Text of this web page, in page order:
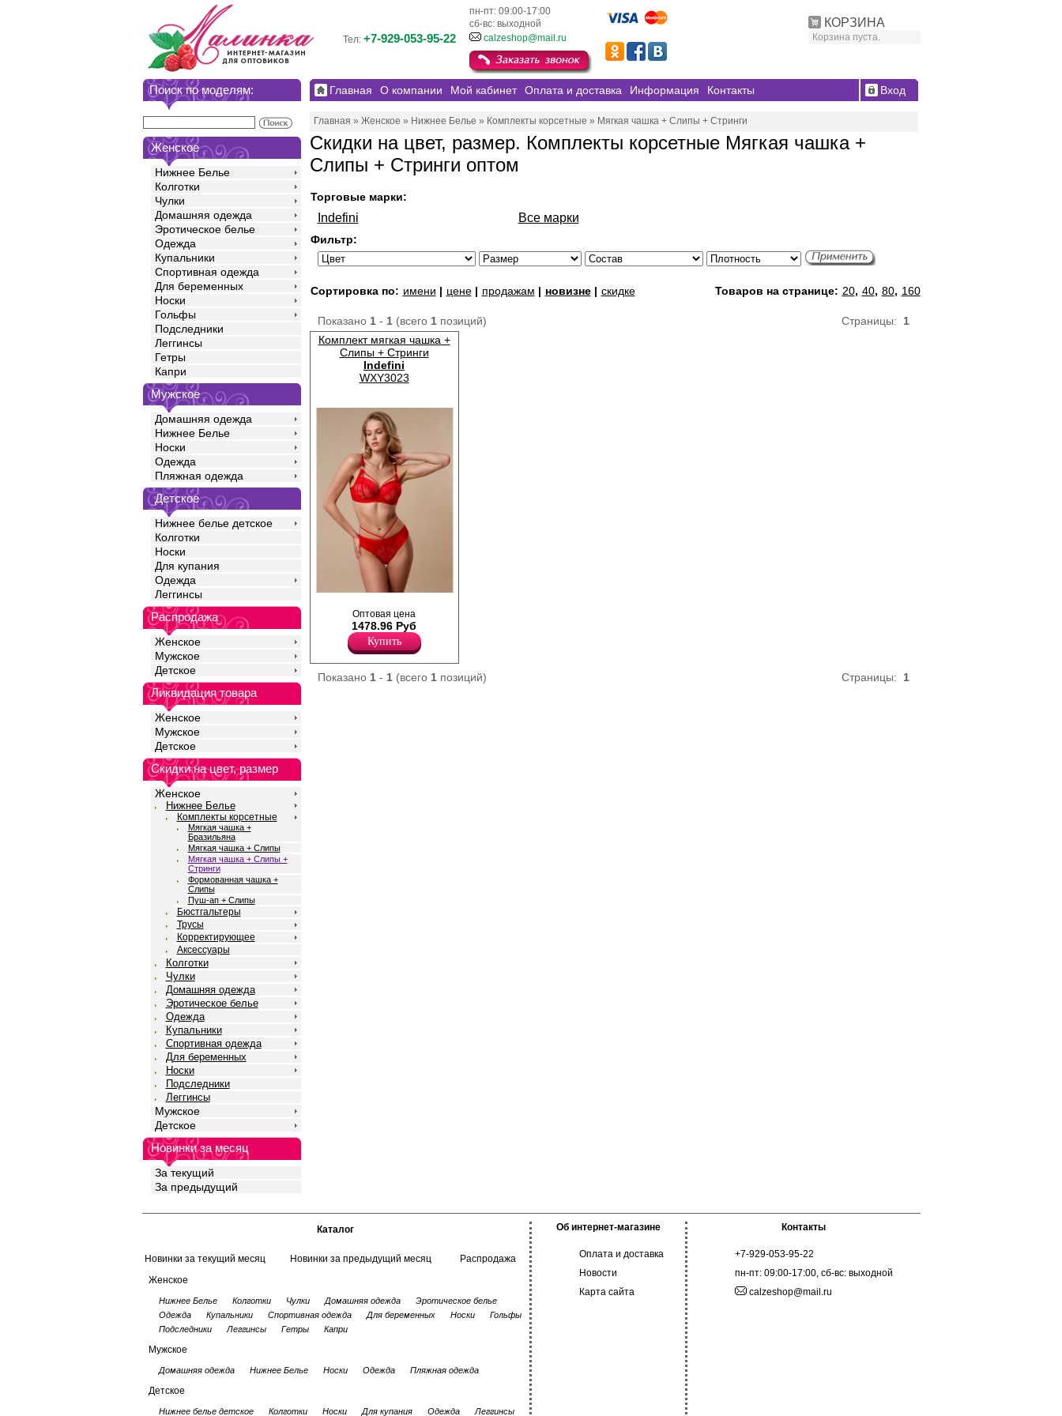
КОРЗИНА
Корзина пуста.
пн-пт: 09:00-17:00
сб-вс: выходной
Тел: +7-929-053-95-22 calzeshop@mail.ru
Поиск по моделям:
Женское
Нижнее Белье
Колготки
Чулки
Домашняя одежда
Эротическое белье
Одежда
Купальники
Спортивная одежда
Для беременных
Носки
Гольфы
Подследники
Леггинсы
Гетры
Капри
Мужское
Домашняя одежда
Нижнее Белье
Носки
Одежда
Пляжная одежда
Детское
Нижнее белье детское
Колготки
Носки
Для купания
Одежда
Леггинсы
Распродажа
Женское
Мужское
Детское
Ликвидация товара
Женское
Мужское
Детское
Скидки на цвет, размер
Женское
Нижнее Белье
Комплекты корсетные
Мягкая чашка +
Бразильяна
Мягкая чашка + Слипы
Мягкая чашка + Слипы +
Стринги
Формованная чашка +
Слипы
Пуш-ап + Слипы
Бюстгальтеры
Трусы
Корректирующее
Аксессуары
Колготки
Чулки
Домашняя одежда
Эротическое белье
Одежда
Купальники
Спортивная одежда
Для беременных
Носки
Подследники
Леггинсы
Мужское
Детское
Новинки за месяц
За текущий
За предыдущий
Главная О компании Мой кабинет Оплата и доставка Информация Контакты Вход
Главная » Женское » Нижнее Белье » Комплекты корсетные » Мягкая чашка + Слипы + Стринги
Скидки на цвет, размер. Комплекты корсетные Мягкая чашка +
Слипы + Стринги оптом
Торговые марки:
Indefini Все марки
Фильтр:
Сортировка по: имени | цене| продажам | новизне| скидке Товаров на странице: 20, 40, 80, 160
Страницы: 1
Показано 1- 1(всего 1позиций)
Комплект мягкая чашка +
Слипы + Стринги
Indefini
WXY3023
мягкого полиамидного волокна.
Бюстгальтер с тонкими и мягкими чашками,
на косточках, с тонкими регулируемыми
бретелями. Трусы- стринги и слипы
комфортной посадки, х/б ластовица.
Полиамид 90%
Эластан 10%
Оптовая цена
1478.96 Руб
Купить
Страницы: 1
Показано 1- 1(всего 1позиций)
Каталог
Новинки за текущий месяц Новинки за предыдущий месяц
Распродажа
Женское
Нижнее Белье Колготки Чулки Домашняя одежда
Эротическое белье
Одежда
Купальники Спортивная одежда Для беременных Носки
Гольфы
Подследники
Леггинсы Гетры Капри
Мужское
Домашняя одежда Нижнее Белье Носки Одежда Пляжная одежда
Детское
Нижнее белье детское Колготки Носки Для купания Одежда Леггинсы
Об интернет-магазине
Оплата и доставка
Новости
Карта сайта
Контакты
+7-929-053-95-22
пн-пт: 09:00-17:00, сб-вс: выходной
calzeshop@mail.ru